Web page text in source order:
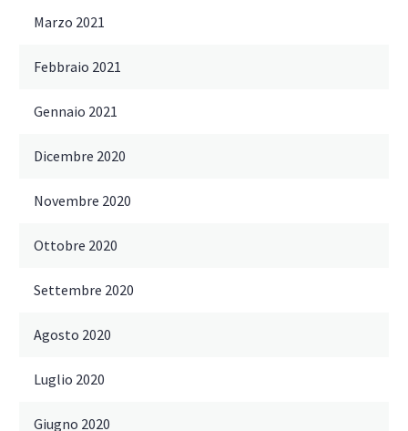
Marzo 2021
Febbraio 2021
Gennaio 2021
Dicembre 2020
Novembre 2020
Ottobre 2020
Settembre 2020
Agosto 2020
Luglio 2020
Giugno 2020